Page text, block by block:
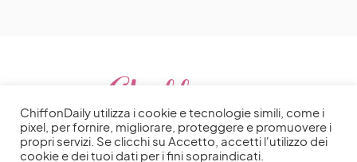
ChiffonDaily utilizza i cookie e tecnologie simili, come i
pixel, per fornire, migliorare, proteggere e promuovere i
propri servizi. Se clicchi su Accetto, accetti l'utilizzo dei
cookie e dei tuoi dati per i fini sopraindicati.